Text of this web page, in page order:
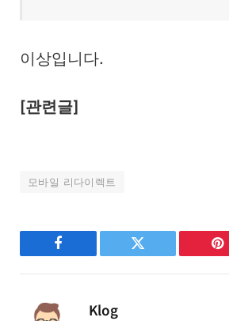
이상입니다.
[관련글]
모바일 리다이렉트
Facebook Twitter
Klog